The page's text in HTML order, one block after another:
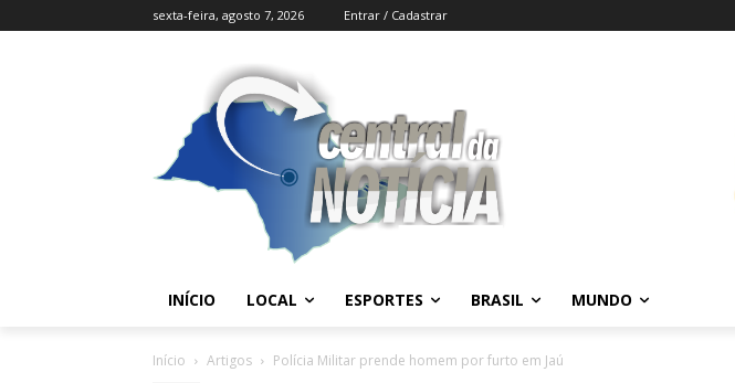
sexta-feira, agosto 7, 2026 Entrar / Cadastrar
INÍCIO LOCAL ESPORTES BRASIL MUNDO
Início Artigos Polícia Militar prende homem por furto em Jaú